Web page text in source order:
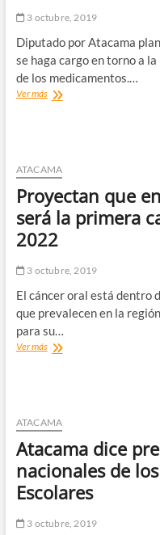
3 octubre, 2019
Diputado por Atacama
se haga cargo en torno a
de los medicamentos.…
Ver másDiputado
de
medicamentos:
“Ley
de
Presupuesto
debe
recursos
regulen
este
ATACAMA
Proyectan que
será la primera
2022
3 octubre, 2019
El cáncer oral está dentro
que prevalecen en la
para su…
Ver másProyectan
cáncer
será
la
primera
causa
de
en
ATACAMA
Atacama dice
nacionales de
Escolares
3 octubre, 2019